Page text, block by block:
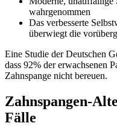
wahrgenommen
Das verbesserte
überwiegt die
Eine Studie der Deutschen
dass 92% der erwachsenen
Zahnspange nicht bereuen.
Zahnspangen-
Fälle